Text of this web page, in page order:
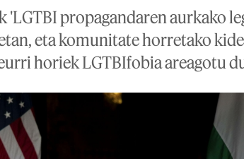
propagandaren aurkako
eta komunitate horretako
horiek LGTBIfobia areagotu